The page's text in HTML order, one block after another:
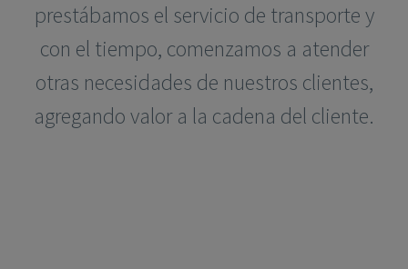
prestábamos el servicio de transporte y
con el tiempo, comenzamos a atender
otras necesidades de nuestros clientes,
agregando valor a la cadena del cliente.